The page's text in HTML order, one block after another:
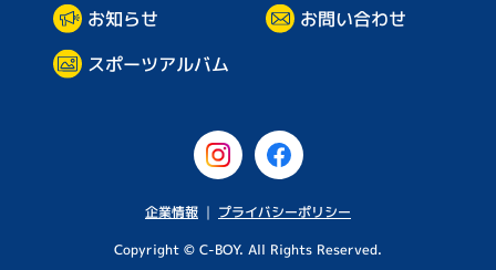
お知らせ
お問い合わせ
スポーツアルバム
企業情報 ｜ プライバシーポリシー
Copyright © C-BOY. All Rights Reserved.